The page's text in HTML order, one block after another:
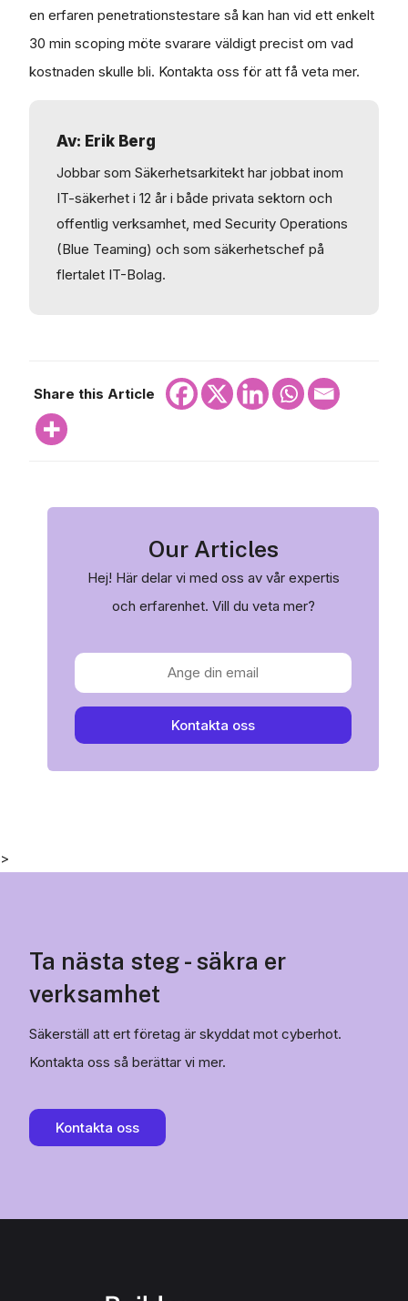
en erfaren penetrationstestare så kan han vid ett enkelt
30 min scoping möte svarare väldigt precist om vad
kostnaden skulle bli. Kontakta oss för att få veta mer.
Av: Erik Berg
Jobbar som Säkerhetsarkitekt har jobbat inom
IT-säkerhet i 12 år i både privata sektorn och
offentlig verksamhet, med Security Operations
(Blue Teaming) och som säkerhetschef på
flertalet IT-Bolag.
Share this Article
Our Articles
Hej! Här delar vi med oss av vår expertis
och erfarenhet. Vill du veta mer?
Kontakta oss
>
Ta nästa steg - säkra er
verksamhet
Säkerställ att ert företag är skyddat mot cyberhot.
Kontakta oss så berättar vi mer.
Kontakta oss